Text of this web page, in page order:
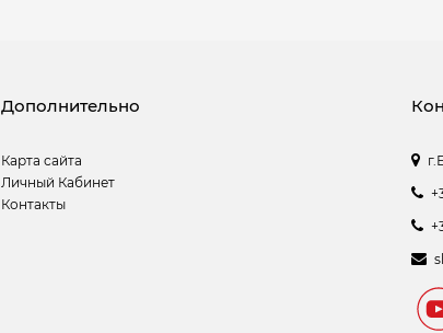
Дополнительно
Карта сайта
Личный Кабинет
Контакты